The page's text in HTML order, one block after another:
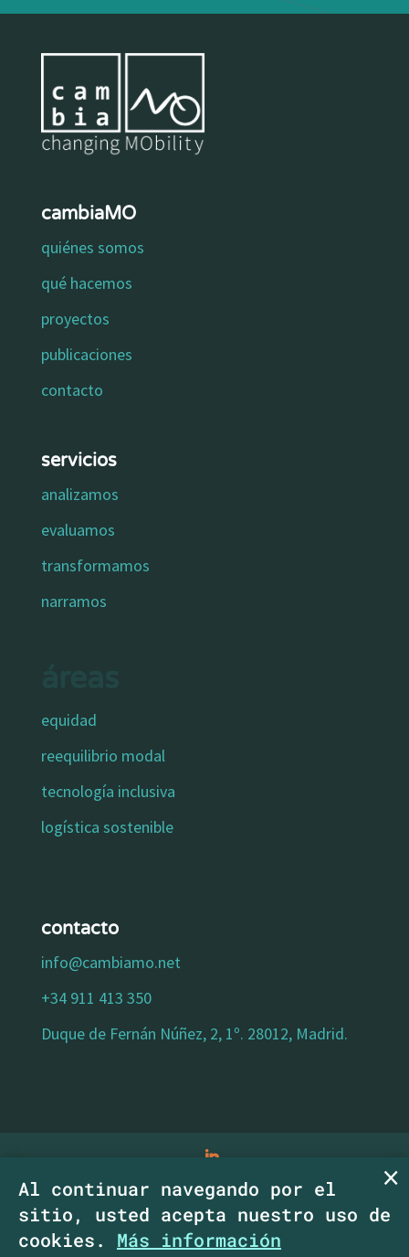
cambiaMO
quiénes somos
qué hacemos
proyectos
publicaciones
contacto
servicios
analizamos
evaluamos
transformamos
narramos
equidad
reequilibrio modal
tecnología inclusiva
logística sostenible
contacto
info@cambiamo.net
+34 911 413 350
Duque de Fernán Núñez, 2, 1º. 28012, Madrid.
aviso legal|política de privacidad |política
de cookies|declaracion de accesibilidad
Copyright CambiaMO SCM.
Al continuar navegando por el
sitio, usted acepta nuestro uso de
cookies. Más información